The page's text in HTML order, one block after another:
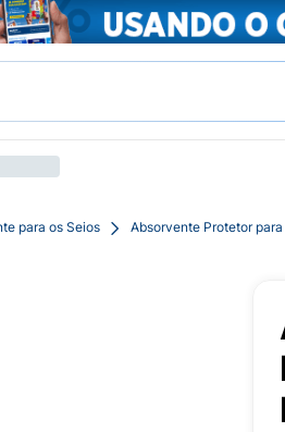
para os Seios Absorvente Protetor